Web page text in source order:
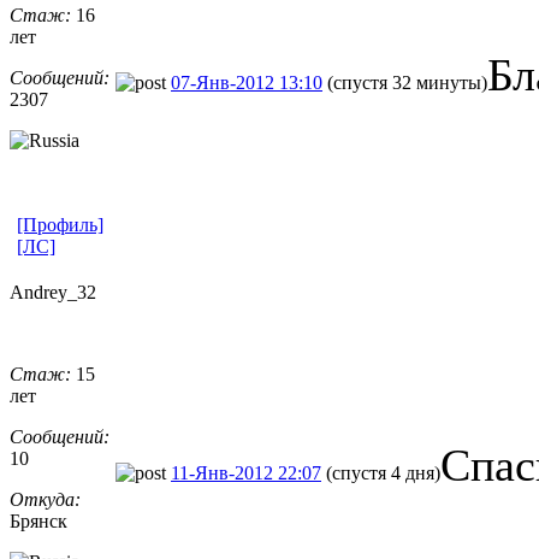
Стаж: 16
лет
Сообщений:
2307
07-Янв-2012 13:10 (спустя 32 минуты)
[Профиль]
[ЛС]
Andrey_32
Стаж: 15
лет
Сообщений:
10
Откуда:
Брянск
11-Янв-2012 22:07 (спустя 4 дня)